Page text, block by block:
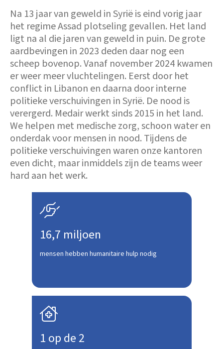
Na 13 jaar van geweld in Syrië is eind vorig jaar
het regime Assad plotseling gevallen. Het land
ligt na al die jaren van geweld in puin. De grote
aardbevingen in 2023 deden daar nog een
scheep bovenop. Vanaf november 2024 kwamen
er weer meer vluchtelingen. Eerst door het
conflict in Libanon en daarna door interne
politieke verschuivingen in Syrië. De nood is
verergerd. Medair werkt sinds 2015 in het land.
We helpen met medische zorg, schoon water en
onderdak voor mensen in nood. Tijdens de
politieke verschuivingen waren onze kantoren
even dicht, maar inmiddels zijn de teams weer
hard aan het werk.

16,7 miljoen
mensen hebben humanitaire hulp nodig

1 op de 2